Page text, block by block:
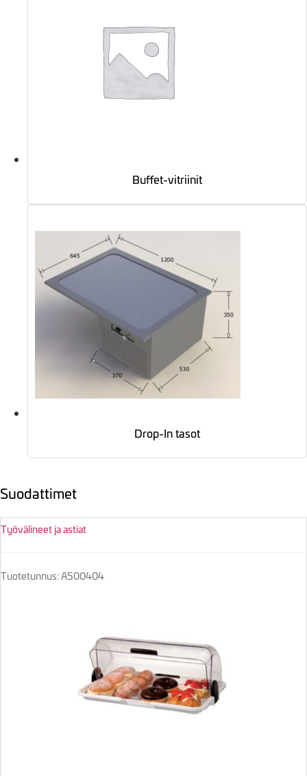
Buffet-vitriinit
Drop-In tasot
Suodattimet
Työvälineet ja astiat
Tuotetunnus: A500404